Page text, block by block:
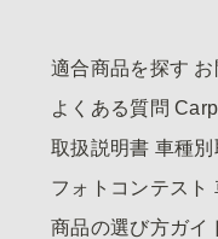
適合商品を探す
よくある質問
取扱説明書 車種別
フォトコンテスト
商品の選び方ガイ